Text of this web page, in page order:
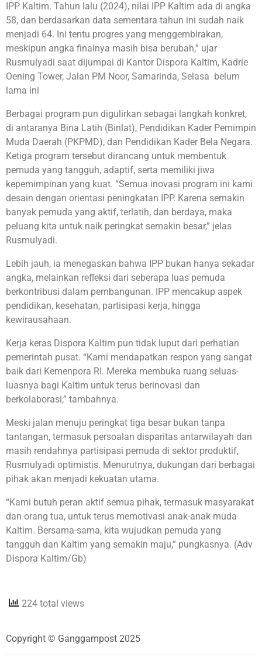
IPP Kaltim. Tahun lalu (2024), nilai IPP Kaltim ada di angka
58, dan berdasarkan data sementara tahun ini sudah naik
menjadi 64. Ini tentu progres yang menggembirakan,
meskipun angka finalnya masih bisa berubah,” ujar
Rusmulyadi saat dijumpai di Kantor Dispora Kaltim, Kadrie
Oening Tower, Jalan PM Noor, Samarinda, Selasa belum
lama ini
Berbagai program pun digulirkan sebagai langkah konkret,
di antaranya Bina Latih (Binlat), Pendidikan Kader Pemimpin
Muda Daerah (PKPMD), dan Pendidikan Kader Bela Negara.
Ketiga program tersebut dirancang untuk membentuk
pemuda yang tangguh, adaptif, serta memiliki jiwa
kepemimpinan yang kuat. “Semua inovasi program ini kami
desain dengan orientasi peningkatan IPP. Karena semakin
banyak pemuda yang aktif, terlatih, dan berdaya, maka
peluang kita untuk naik peringkat semakin besar,” jelas
Rusmulyadi.
Lebih jauh, ia menegaskan bahwa IPP bukan hanya sekadar
angka, melainkan refleksi dari seberapa luas pemuda
berkontribusi dalam pembangunan. IPP mencakup aspek
pendidikan, kesehatan, partisipasi kerja, hingga
kewirausahaan.
Kerja keras Dispora Kaltim pun tidak luput dari perhatian
pemerintah pusat. “Kami mendapatkan respon yang sangat
baik dari Kemenpora RI. Mereka membuka ruang seluas-
luasnya bagi Kaltim untuk terus berinovasi dan
berkolaborasi,” tambahnya.
Meski jalan menuju peringkat tiga besar bukan tanpa
tantangan, termasuk persoalan disparitas antarwilayah dan
masih rendahnya partisipasi pemuda di sektor produktif,
Rusmulyadi optimistis. Menurutnya, dukungan dari berbagai
pihak akan menjadi kekuatan utama.
“Kami butuh peran aktif semua pihak, termasuk masyarakat
dan orang tua, untuk terus memotivasi anak-anak muda
Kaltim. Bersama-sama, kita wujudkan pemuda yang
tangguh dan Kaltim yang semakin maju,” pungkasnya. (Adv
Dispora Kaltim/Gb)
224 total views
Copyright © Ganggampost 2025